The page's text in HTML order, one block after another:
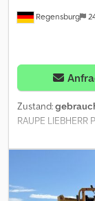
Regensburg
Zustand:
RAUPE
2022 -
Schild - Breite
Heckaufreißer
mm Crsdpfx
Irrtümer sind